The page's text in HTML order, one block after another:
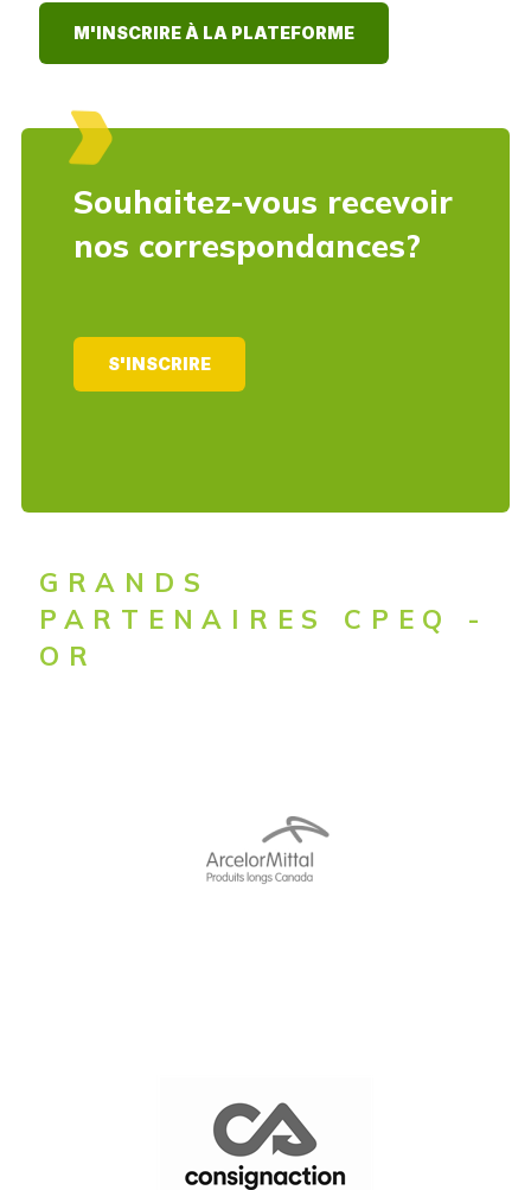
M'INSCRIRE À LA PLATEFORME
Souhaitez-vous recevoir
nos correspondances?
S'INSCRIRE
GRANDS
PARTENAIRES CPEQ -
OR